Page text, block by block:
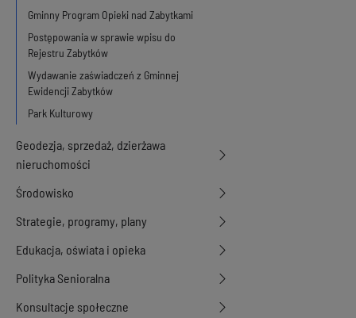
Gminny Program Opieki nad Zabytkami
Postępowania w sprawie wpisu do
Rejestru Zabytków
Wydawanie zaświadczeń z Gminnej
Ewidencji Zabytków
Park Kulturowy
Geodezja, sprzedaż, dzierżawa
nieruchomości
Środowisko
Strategie, programy, plany
Edukacja, oświata i opieka
Polityka Senioralna
Konsultacje społeczne